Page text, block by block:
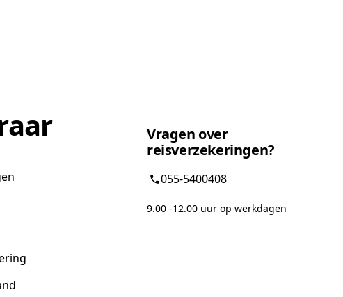
Vragen over
reisverzekeringen?
055-5400408
9.00 -12.00 uur op werkdagen